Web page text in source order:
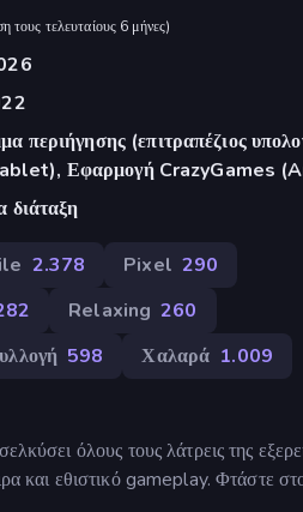
τους τελευταίους 6 μήνες)
περιήγησης (επιτραπέζιος
Εφαρμογή CrazyGames
διάταξη
2.378 Pixel 290
Relaxing 260
598 Χαλαρά 1.009
όλους τους λάτρεις της
και εθιστικό gameplay. Φτάστε